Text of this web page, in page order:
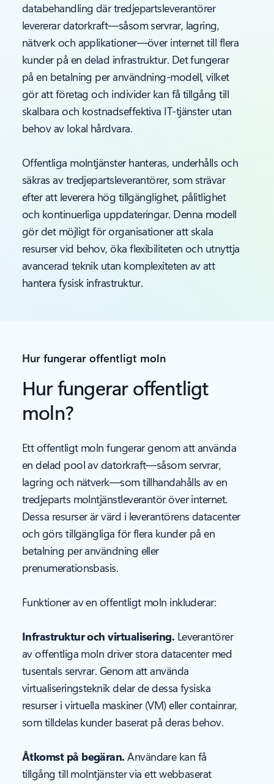
databehandling där tredjepartsleverantörer
levererar datorkraft—såsom servrar, lagring,
nätverk och applikationer—över internet till flera
kunder på en delad infrastruktur. Det fungerar
på en betalning per användning-modell, vilket
gör att företag och individer kan få tillgång till
skalbara och kostnadseffektiva IT-tjänster utan
behov av lokal hårdvara.
Offentliga molntjänster hanteras, underhålls och
säkras av tredjepartsleverantörer, som strävar
efter att leverera hög tillgänglighet, pålitlighet
och kontinuerliga uppdateringar. Denna modell
gör det möjligt för organisationer att skala
resurser vid behov, öka flexibiliteten och utnyttja
avancerad teknik utan komplexiteten av att
hantera fysisk infrastruktur.
Hur fungerar offentligt moln
Hur fungerar offentligt
moln?
Ett offentligt moln fungerar genom att använda
en delad pool av datorkraft—såsom servrar,
lagring och nätverk—som tillhandahålls av en
tredjeparts molntjänstleverantör över internet.
Dessa resurser är värd i leverantörens datacenter
och görs tillgängliga för flera kunder på en
betalning per användning eller
prenumerationsbasis.
Funktioner av en offentligt moln inkluderar:
Infrastruktur och virtualisering. Leverantörer
av offentliga moln driver stora datacenter med
tusentals servrar. Genom att använda
virtualiseringsteknik delar de dessa fysiska
resurser i virtuella maskiner (VM) eller containrar,
som tilldelas kunder baserat på deras behov.
Åtkomst på begäran. Användare kan få
tillgång till molntjänster via ett webbaserat